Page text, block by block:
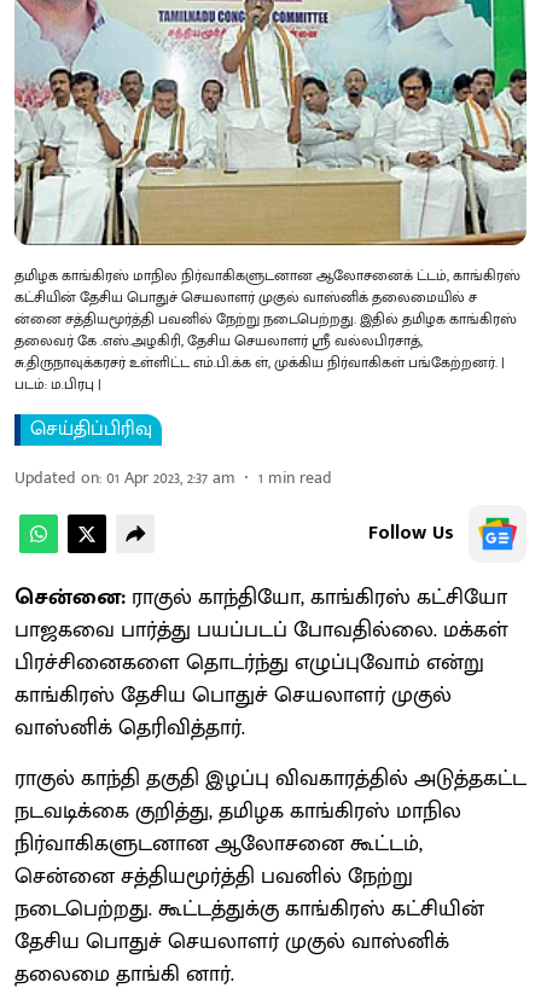
தமிழக காங்கிரஸ் மாநில நிர்வாகிகளுடனான ஆலோசனைக் ட்டம், காங்கிரஸ்
கட்சியின் தேசிய பொதுச் செயலாளர் முகுல் வாஸ்னிக் தலைமையில் ச
ன்னை சத்தியமூர்த்தி பவனில் நேற்று நடைபெற்றது. இதில் தமிழக காங்கிரஸ்
தலைவர் கே .எஸ்.அழகிரி, தேசிய செயலாளர் ஸ்ரீ வல்லபிரசாத்,
சு.திருநாவுக்கரசர் உள்ளிட்ட எம்.பி.க்க ள், முக்கிய நிர்வாகிகள் பங்கேற்றனர். |
படம்: ம.பிரபு |
செய்திப்பிரிவு
Updated on:01 Apr 2023, 2:37 am 1 min read
Follow Us
சென்னை: ராகுல் காந்தியோ, காங்கிரஸ் கட்சியோ
பாஜகவை பார்த்து பயப்படப் போவதில்லை. மக்கள்
பிரச்சினைகளை தொடர்ந்து எழுப்புவோம் என்று
காங்கிரஸ் தேசிய பொதுச் செயலாளர் முகுல்
வாஸ்னிக் தெரிவித்தார்.
ராகுல் காந்தி தகுதி இழப்பு விவகாரத்தில் அடுத்தகட்ட
நடவடிக்கை குறித்து, தமிழக காங்கிரஸ் மாநில
நிர்வாகிகளுடனான ஆலோசனை கூட்டம்,
சென்னை சத்தியமூர்த்தி பவனில் நேற்று
நடைபெற்றது. கூட்டத்துக்கு காங்கிரஸ் கட்சியின்
தேசிய பொதுச் செயலாளர் முகுல் வாஸ்னிக்
தலைமை தாங்கி னார்.